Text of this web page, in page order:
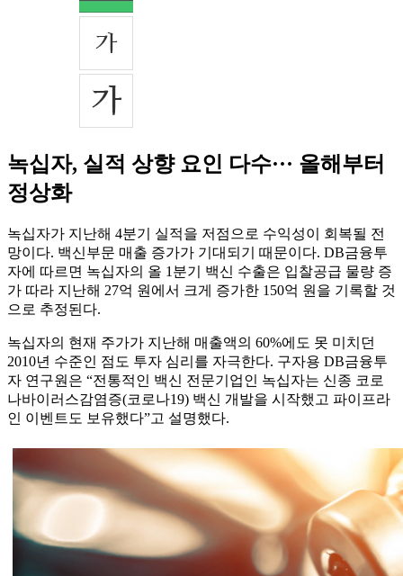
녹십자, 실적 상향 요인 다수··· 올해부터
정상화
녹십자가 지난해 4분기 실적을 저점으로 수익성이 회복될 전
망이다. 백신부문 매출 증가가 기대되기 때문이다. DB금융투
자에 따르면 녹십자의 올 1분기 백신 수출은 입찰공급 물량 증
가 따라 지난해 27억 원에서 크게 증가한 150억 원을 기록할 것
으로 추정된다.
녹십자의 현재 주가가 지난해 매출액의 60%에도 못 미치던
2010년 수준인 점도 투자 심리를 자극한다. 구자용 DB금융투
자 연구원은 “전통적인 백신 전문기업인 녹십자는 신종 코로
나바이러스감염증(코로나19) 백신 개발을 시작했고 파이프라
인 이벤트도 보유했다”고 설명했다.